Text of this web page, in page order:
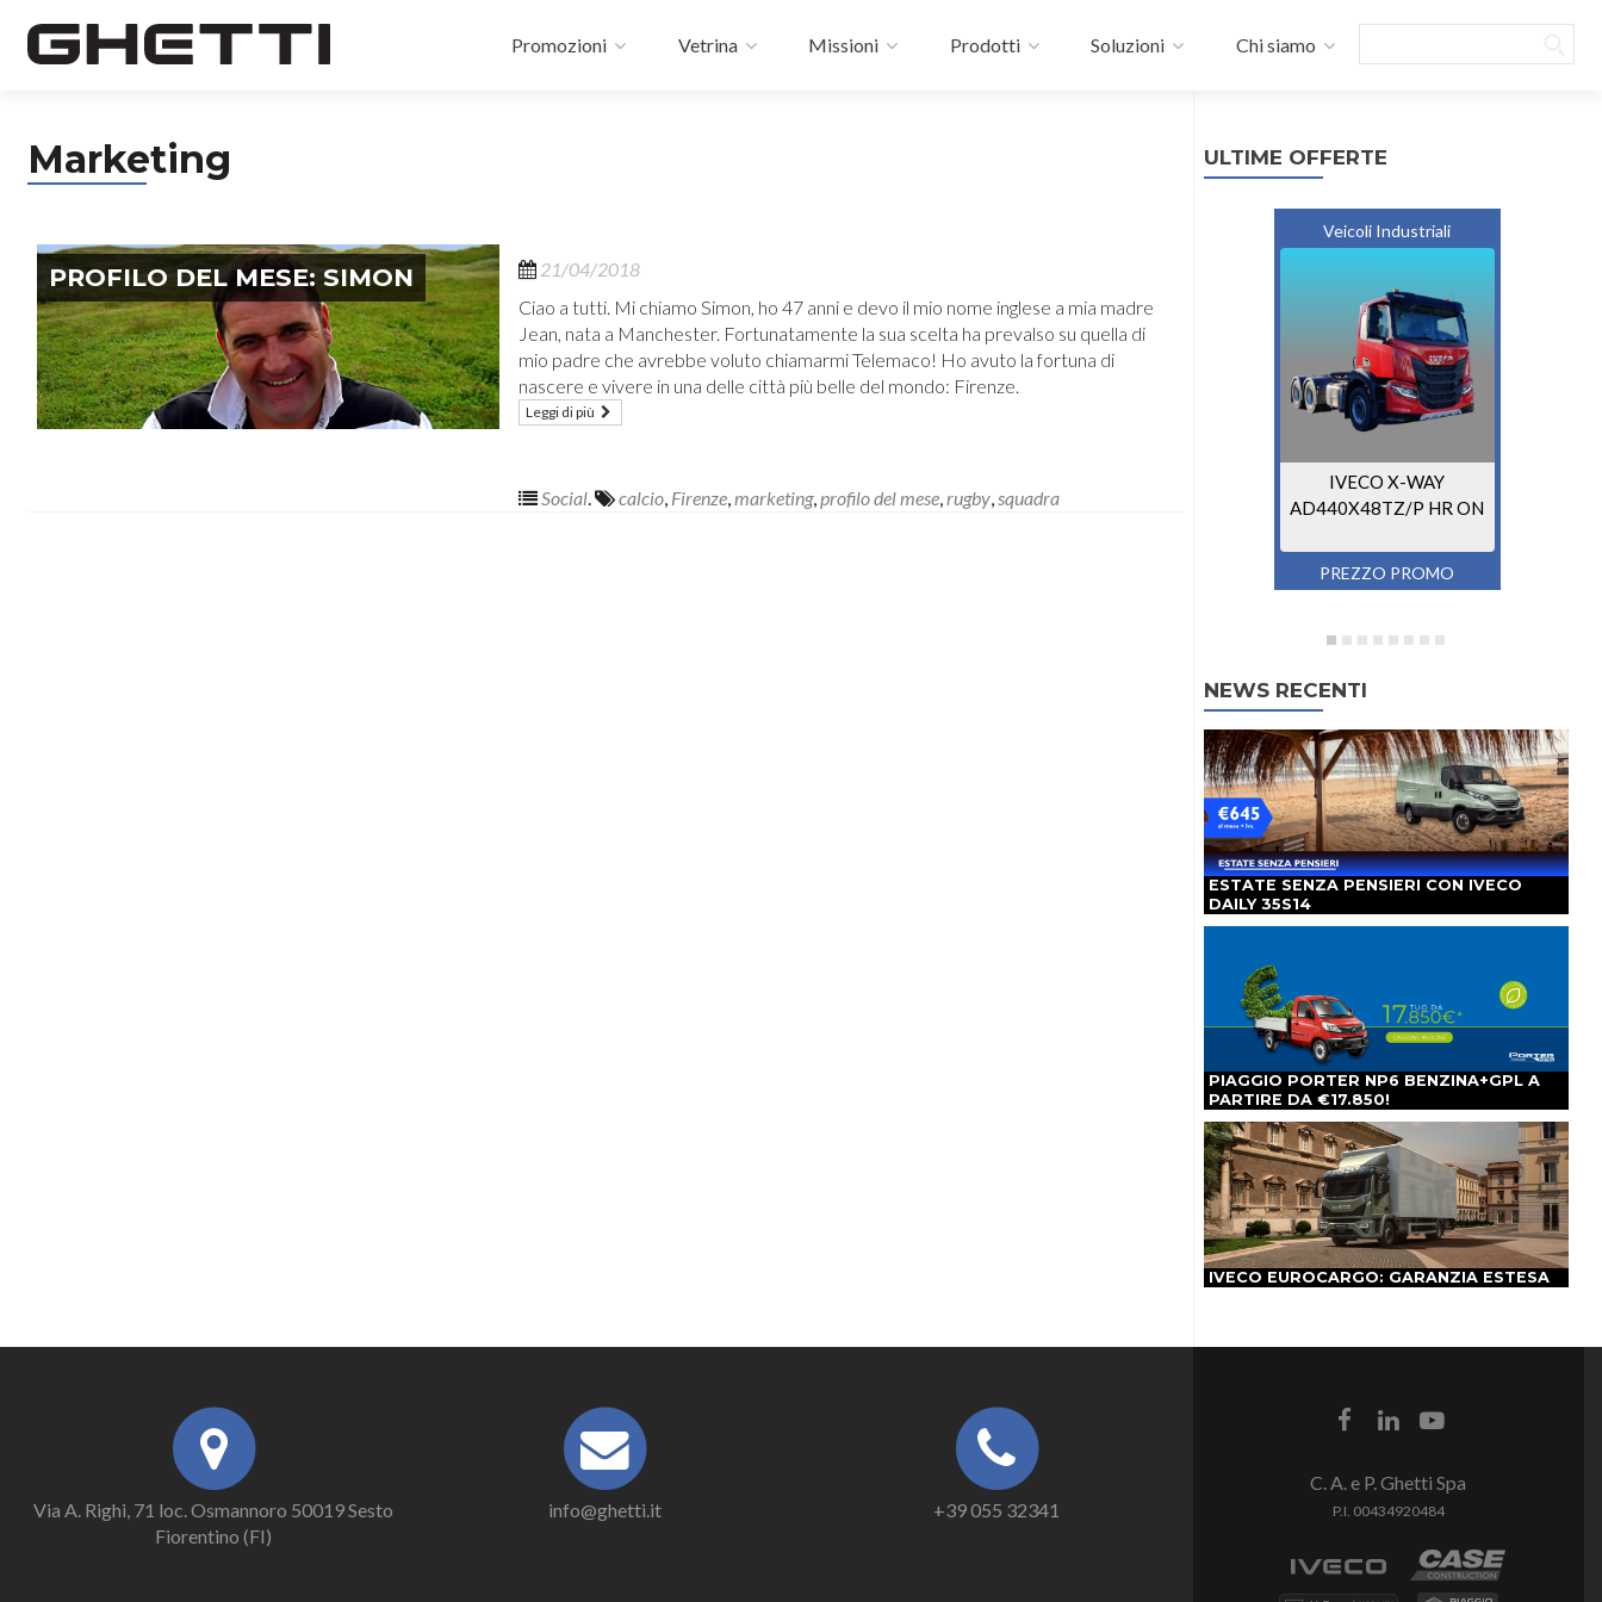
Promozioni Vetrina Missioni Prodotti Soluzioni Chi siamo
Marketing
PROFILO DEL MESE: SIMON
21/04/2018
Ciao a tutti. Mi chiamo Simon, ho 47 anni e devo il mio nome inglese a mia madre
Jean, nata a Manchester. Fortunatamente la sua scelta ha prevalso su quella di
mio padre che avrebbe voluto chiamarmi Telemaco! Ho avuto la fortuna di
nascere e vivere in una delle città più belle del mondo: Firenze.
Leggi di più
Social. calcio, Firenze, marketing, profilo del mese, rugby, squadra
ULTIME OFFERTE
Veicoli Industriali
IVECO X-WAY
AD440X48TZ/P HR ON
PREZZO PROMO
NEWS RECENTI
ESTATE SENZA PENSIERI CON IVECO
DAILY 35S14
PIAGGIO PORTER NP6 BENZINA+GPL A
PARTIRE DA €17.850!
IVECO EUROCARGO: GARANZIA ESTESA
Via A. Righi, 71 loc. Osmannoro 50019 Sesto
Fiorentino (FI)
info@ghetti.it +39 055 32341
C. A. e P. Ghetti Spa
P.I. 00434920484